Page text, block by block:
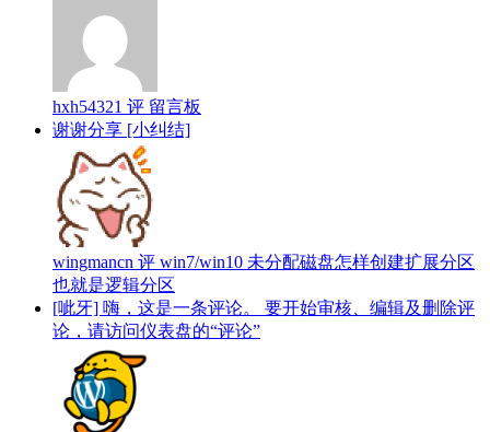
hxh54321 评 留言板
谢谢分享 [小纠结]
wingmancn 评 win7/win10 未分配磁盘怎样创建扩展分区
也就是逻辑分区
[呲牙] 嗨，这是一条评论。 要开始审核、编辑及删除评
论，请访问仪表盘的“评论”